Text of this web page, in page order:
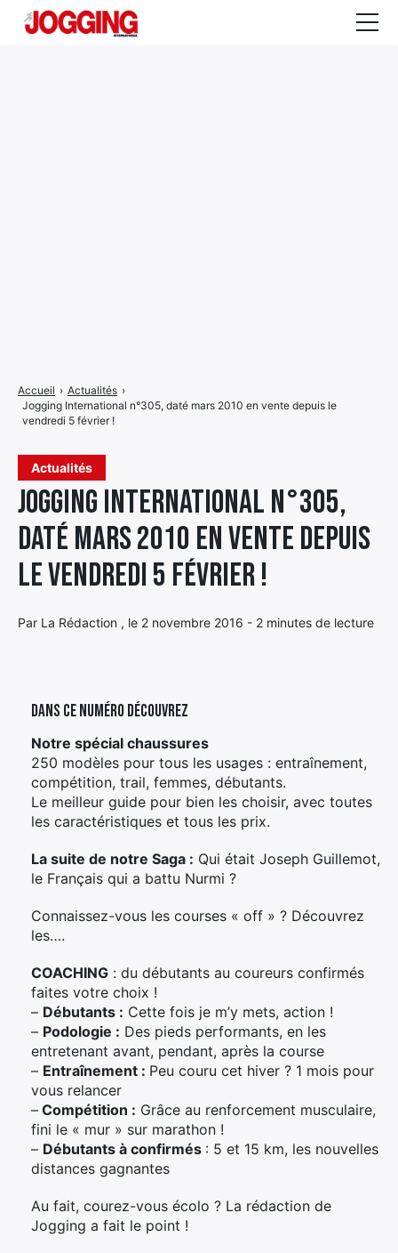
Actualités
Jogging International n°305,
daté mars 2010 en vente depuis
le vendredi 5 février !
Par La Rédaction , le 2 novembre 2016 - 2 minutes de lecture
Accueil › Actualités ›
Jogging International n°305, daté mars 2010 en vente depuis le
vendredi 5 février !
Dans ce numéro découvrez
Notre spécial chaussures
250 modèles pour tous les usages : entraînement,
compétition, trail, femmes, débutants.
Le meilleur guide pour bien les choisir, avec toutes
les caractéristiques et tous les prix.
La suite de notre Saga : Qui était Joseph Guillemot,
le Français qui a battu Nurmi ?
Connaissez-vous les courses « off » ? Découvrez
les….
COACHING : du débutants au coureurs confirmés
faites votre choix !
– Débutants : Cette fois je m’y mets, action !
– Podologie : Des pieds performants, en les
entretenant avant, pendant, après la course
– Entraînement : Peu couru cet hiver ? 1 mois pour
vous relancer
– Compétition : Grâce au renforcement musculaire,
fini le « mur » sur marathon !
– Débutants à confirmés : 5 et 15 km, les nouvelles
distances gagnantes
Au fait, courez-vous écolo ? La rédaction de
Jogging a fait le point !
menumenu